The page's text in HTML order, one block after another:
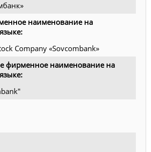
наименование на
Company «Sovcombank»
фирменное наименование на